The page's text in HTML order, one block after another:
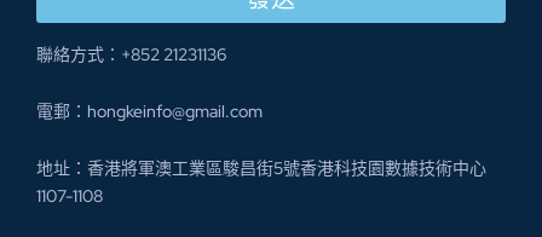
聯絡方式：+852 21231136
電郵：hongkeinfo@gmail.com
地址：香港將軍澳工業區駿昌街5號香港科技園數據技術中心
1107-1108